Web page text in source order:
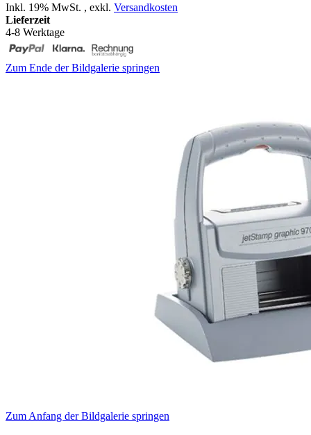
Inkl. 19% MwSt. , exkl. Versandkosten
Lieferzeit
4-8 Werktage
Zum Ende der Bildgalerie springen
Zum Anfang der Bildgalerie springen